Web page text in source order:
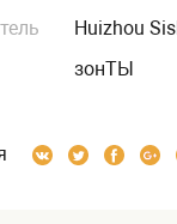
Huizhou
зонТЫ